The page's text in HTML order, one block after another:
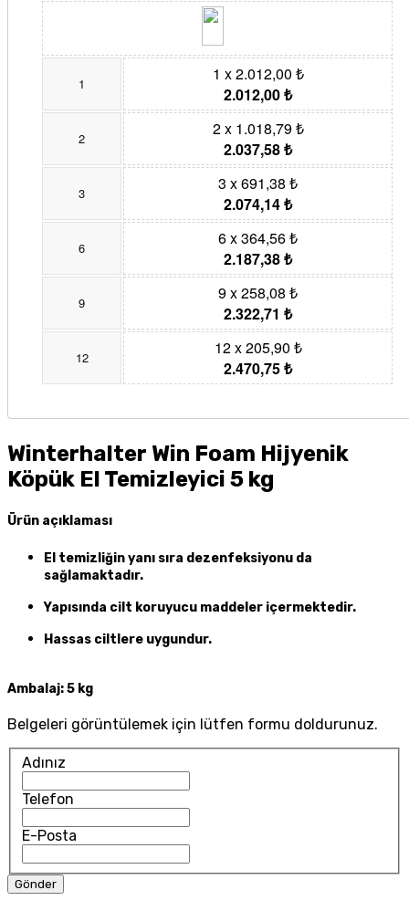
1
1 x 2.012,00 ₺
2.012,00 ₺
2
2 x 1.018,79 ₺
2.037,58 ₺
3
3 x 691,38 ₺
2.074,14 ₺
6
6 x 364,56 ₺
2.187,38 ₺
9
9 x 258,08 ₺
2.322,71 ₺
12
12 x 205,90 ₺
2.470,75 ₺
Winterhalter Win Foam Hijyenik
Köpük El Temizleyici 5 kg
Ürün açıklaması
El temizliğin yanı sıra dezenfeksiyonu da
sağlamaktadır.
Yapısında cilt koruyucu maddeler içermektedir.
Hassas ciltlere uygundur.
Ambalaj:5 kg
Belgeleri görüntülemek için lütfen formu doldurunuz.
Adınız
Telefon
E-Posta